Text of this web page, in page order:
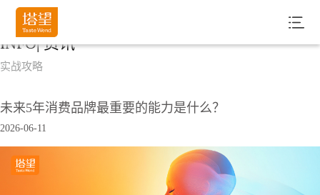
INFO| 资讯
实战攻略
未来5年消费品牌最重要的能力是什么？
2026-06-11